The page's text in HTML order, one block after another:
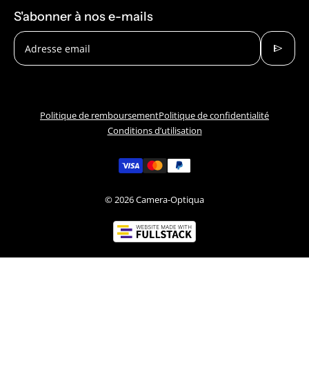
S'abonner à nos e-mails
Adresse email send
Politique de remboursementPolitique de confidentialité
Conditions d’utilisation
© 2026Camera-Optiqua